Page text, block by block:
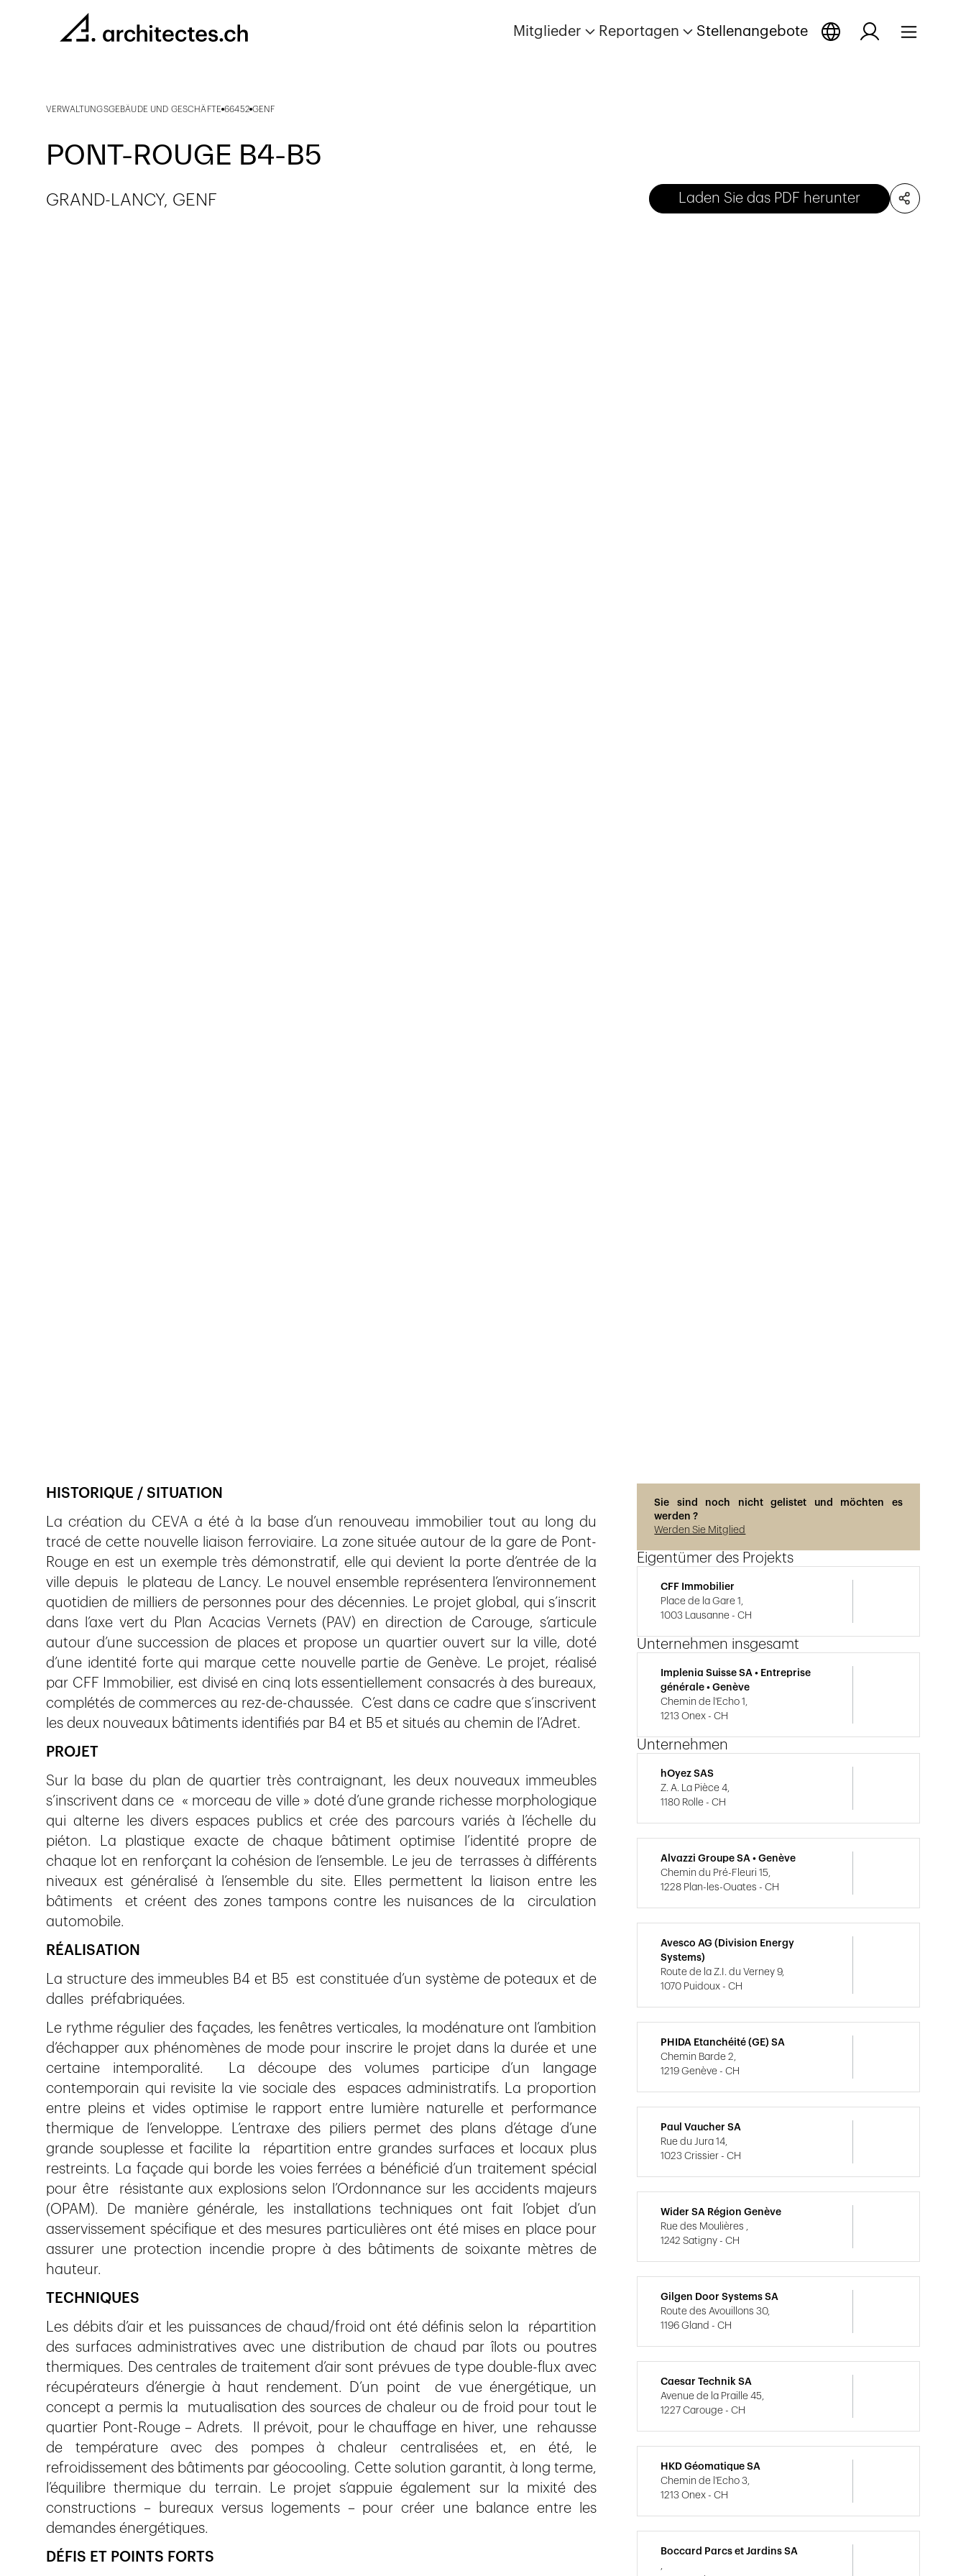
Mitglieder Reportagen Stellenangebote
VERWALTUNGSGEBÄUDE UND GESCHÄFTE 66452 GENF
PONT-ROUGE B4-B5
GRAND-LANCY, GENF Laden Sie das PDF herunter
HISTORIQUE / SITUATION
La création du CEVA a été à la base d’un renouveau immobilier tout au long du
tracé de cette nouvelle liaison ferroviaire. La zone située autour de la gare de Pont-
Rouge en est un exemple très démonstratif, elle qui devient la porte d’entrée de la
ville depuis le plateau de Lancy. Le nouvel ensemble représentera l’environnement
quotidien de milliers de personnes pour des décennies. Le projet global, qui s’inscrit
dans l’axe vert du Plan Acacias Vernets (PAV) en direction de Carouge, s’articule
autour d’une succession de places et propose un quartier ouvert sur la ville, doté
d’une identité forte qui marque cette nouvelle partie de Genève. Le projet, réalisé
par CFF Immobilier, est divisé en cinq lots essentiellement consacrés à des bureaux,
complétés de commerces au rez-de-chaussée. C’est dans ce cadre que s’inscrivent
les deux nouveaux bâtiments identifiés par B4 et B5 et situés au chemin de l’Adret.
PROJET
Sur la base du plan de quartier très contraignant, les deux nouveaux immeubles
s’inscrivent dans ce « morceau de ville » doté d’une grande richesse morphologique
qui alterne les divers espaces publics et crée des parcours variés à l’échelle du
piéton. La plastique exacte de chaque bâtiment optimise l’identité propre de
chaque lot en renforçant la cohésion de l’ensemble. Le jeu de terrasses à différents
niveaux est généralisé à l’ensemble du site. Elles permettent la liaison entre les
bâtiments et créent des zones tampons contre les nuisances de la circulation
automobile.
RÉALISATION
La structure des immeubles B4 et B5 est constituée d’un système de poteaux et de
dalles préfabriquées.
Le rythme régulier des façades, les fenêtres verticales, la modénature ont l’ambition
d’échapper aux phénomènes de mode pour inscrire le projet dans la durée et une
certaine intemporalité. La découpe des volumes participe d’un langage
contemporain qui revisite la vie sociale des espaces administratifs. La proportion
entre pleins et vides optimise le rapport entre lumière naturelle et performance
thermique de l’enveloppe. L’entraxe des piliers permet des plans d’étage d’une
grande souplesse et facilite la répartition entre grandes surfaces et locaux plus
restreints. La façade qui borde les voies ferrées a bénéficié d’un traitement spécial
pour être résistante aux explosions selon l’Ordonnance sur les accidents majeurs
(OPAM). De manière générale, les installations techniques ont fait l’objet d’un
asservissement spécifique et des mesures particulières ont été mises en place pour
assurer une protection incendie propre à des bâtiments de soixante mètres de
hauteur.
TECHNIQUES
Les débits d’air et les puissances de chaud/froid ont été définis selon la répartition
des surfaces administratives avec une distribution de chaud par îlots ou poutres
thermiques. Des centrales de traitement d’air sont prévues de type double-flux avec
récupérateurs d’énergie à haut rendement. D’un point de vue énergétique, un
concept a permis la mutualisation des sources de chaleur ou de froid pour tout le
quartier Pont-Rouge – Adrets. Il prévoit, pour le chauffage en hiver, une rehausse
de température avec des pompes à chaleur centralisées et, en été, le
refroidissement des bâtiments par géocooling. Cette solution garantit, à long terme,
l’équilibre thermique du terrain. Le projet s’appuie également sur la mixité des
constructions – bureaux versus logements – pour créer une balance entre les
demandes énergétiques.
DÉFIS ET POINTS FORTS
Sie sind noch nicht gelistet und möchten es
werden ?
Werden Sie Mitglied
Eigentümer des Projekts
CFF Immobilier
Place de la Gare 1,
1003 Lausanne - CH
Unternehmen insgesamt
Implenia Suisse SA • Entreprise
générale • Genève
Chemin de l'Echo 1,
1213 Onex - CH
Unternehmen
hOyez SAS
Z. A. La Pièce 4,
1180 Rolle - CH
Alvazzi Groupe SA • Genève
Chemin du Pré-Fleuri 15,
1228 Plan-les-Ouates - CH
Avesco AG (Division Energy
Systems)
Route de la Z.I. du Verney 9,
1070 Puidoux - CH
PHIDA Etanchéité (GE) SA
Chemin Barde 2,
1219 Genève - CH
Paul Vaucher SA
Rue du Jura 14,
1023 Crissier - CH
Wider SA Région Genève
Rue des Moulières ,
1242 Satigny - CH
Gilgen Door Systems SA
Route des Avouillons 30,
1196 Gland - CH
Caesar Technik SA
Avenue de la Praille 45,
1227 Carouge - CH
HKD Géomatique SA
Chemin de l'Echo 3,
1213 Onex - CH
Boccard Parcs et Jardins SA
,